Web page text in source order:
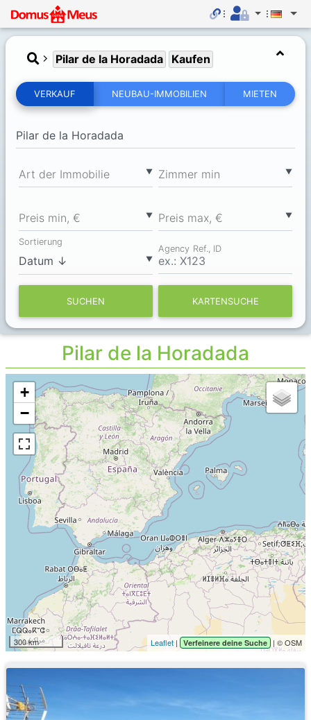
Pilar de la Horadada Kaufen
VERKAUF NEUBAU-IMMOBILIEN MIETEN
▼
Art der Immobilie ▼
Zimmer min
▼
Preis min, € ▼
Preis max, €
▼
Sortierung
Agency Ref., ID
SUCHEN KARTENSUCHE
Pilar de la Horadada
+
−
300 km Leaflet | Verfeinere deine Suche | © OSM